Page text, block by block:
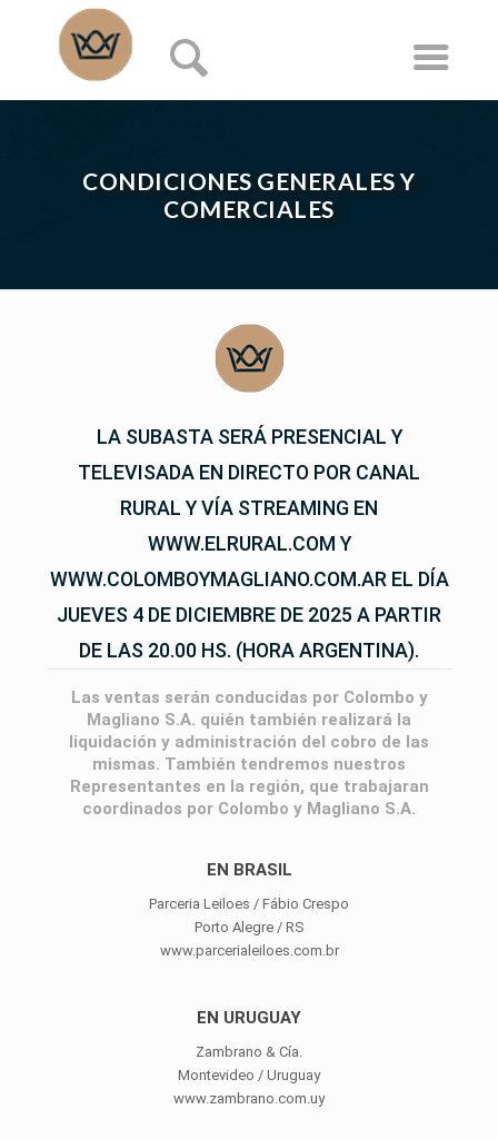
CONDICIONES GENERALES Y
COMERCIALES
LA SUBASTA SERÁ PRESENCIAL Y
TELEVISADA EN DIRECTO POR CANAL
RURAL Y VÍA STREAMING EN
WWW.ELRURAL.COM Y
WWW.COLOMBOYMAGLIANO.COM.AR EL DÍA
JUEVES 4 DE DICIEMBRE DE 2025 A PARTIR
DE LAS 20.00 HS. (HORA ARGENTINA).
Las ventas serán conducidas por Colombo y
Magliano S.A. quién también realizará la
liquidación y administración del cobro de las
mismas. También tendremos nuestros
Representantes en la región, que trabajaran
coordinados por Colombo y Magliano S.A.
EN BRASIL
Parceria Leiloes / Fábio Crespo
Porto Alegre / RS
www.parcerialeiloes.com.br
EN URUGUAY
Zambrano & Cía.
Montevideo / Uruguay
www.zambrano.com.uy